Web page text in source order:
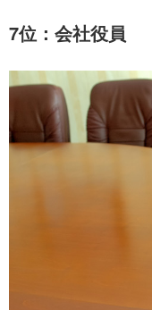
7位：会社役員